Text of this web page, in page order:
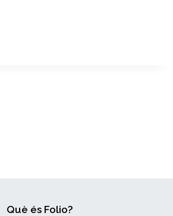
Què és Folio?